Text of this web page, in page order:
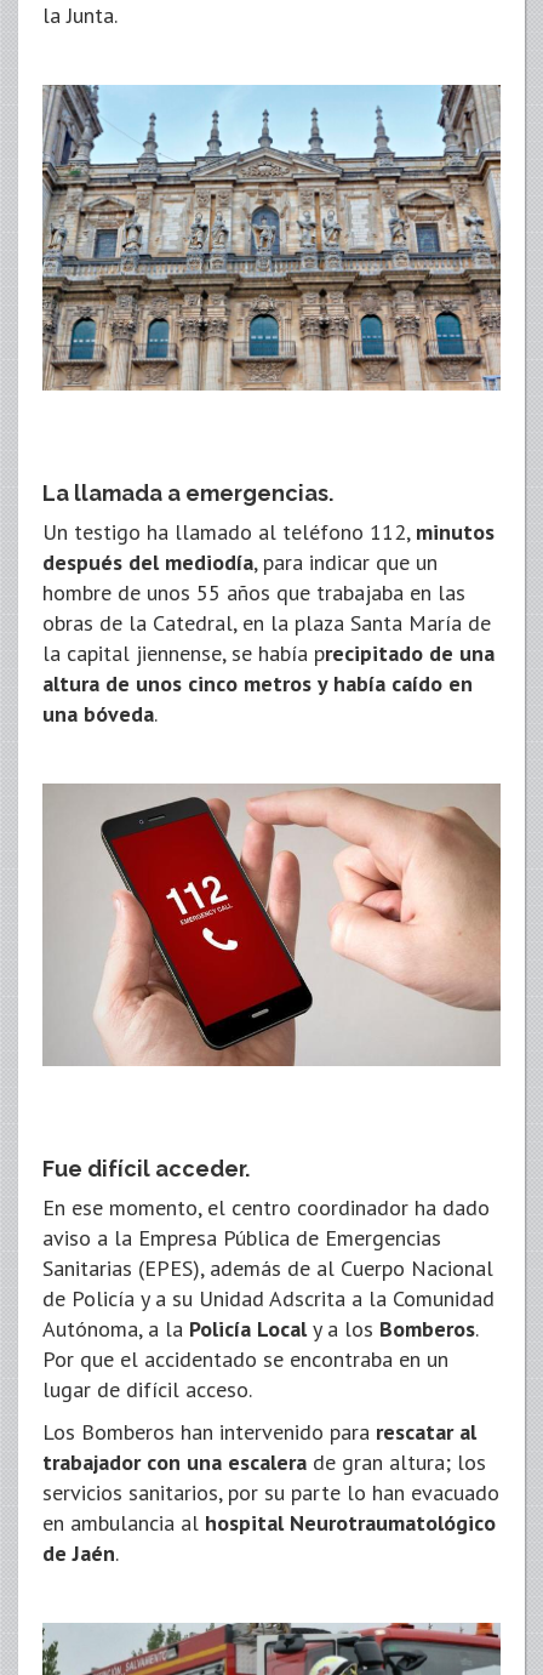
la Junta.
La llamada a emergencias.
Un testigo ha llamado al teléfono 112, minutos
después del mediodía, para indicar que un
hombre de unos 55 años que trabajaba en las
obras de la Catedral, en la plaza Santa María de
la capital jiennense, se había precipitado de una
altura de unos cinco metros y había caído en
una bóveda.
Fue difícil acceder.
En ese momento, el centro coordinador ha dado
aviso a la Empresa Pública de Emergencias
Sanitarias (EPES), además de al Cuerpo Nacional
de Policía y a su Unidad Adscrita a la Comunidad
Autónoma, a la Policía Localy a los Bomberos.
Por que el accidentado se encontraba en un
lugar de difícil acceso.
Los Bomberos han intervenido para rescatar al
trabajador con una escalera de gran altura; los
servicios sanitarios, por su parte lo han evacuado
en ambulancia al hospital Neurotraumatológico
de Jaén.